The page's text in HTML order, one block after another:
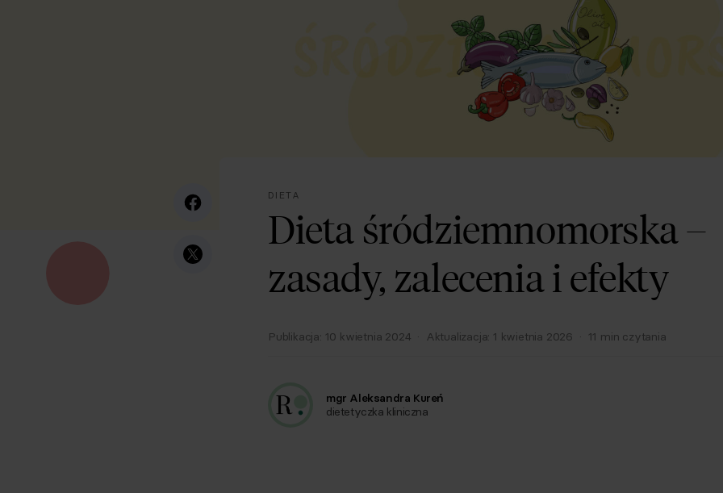
DIETA
Dieta śródziemnomorska –
zasady, zalecenia i efekty
Publikacja: 10 kwietnia 2024 · Aktualizacja: 1 kwietnia 2026 · 11 min czytania
mgr Aleksandra Kureń
dietetyczka kliniczna